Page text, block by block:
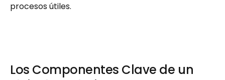
procesos útiles.
Los Componentes Clave de un